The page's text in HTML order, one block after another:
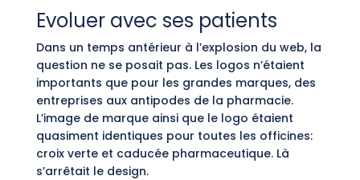
Evoluer avec ses patients
Dans un temps antérieur à l’explosion du web, la
question ne se posait pas. Les logos n’étaient
importants que pour les grandes marques, des
entreprises aux antipodes de la pharmacie.
L’image de marque ainsi que le logo étaient
quasiment identiques pour toutes les officines:
croix verte et caducée pharmaceutique. Là
s’arrêtait le design.